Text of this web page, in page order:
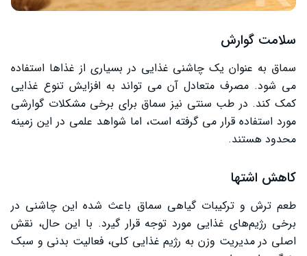
سلامت گوارش
سماق به عنوان یک چاشنی غذایی در بسیاری از غذاها استفاده
می ‌شود. مصرف متعادل آن می ‌تواند به افزایش تنوع غذایی
کمک کند. در طب سنتی نیز سماق برای برخی مشکلات گوارشی
مورد استفاده قرار می‌ گرفته است، اما شواهد علمی در این زمینه
محدود هستند.
کاهش اشتها
طعم ترش و ترکیبات گیاهی سماق باعث شده این چاشنی در
برخی رژیم‌های غذایی مورد توجه قرار گیرد. با این حال، نقش
اصلی در مدیریت وزن به رژیم غذایی کلی، فعالیت بدنی و سبک